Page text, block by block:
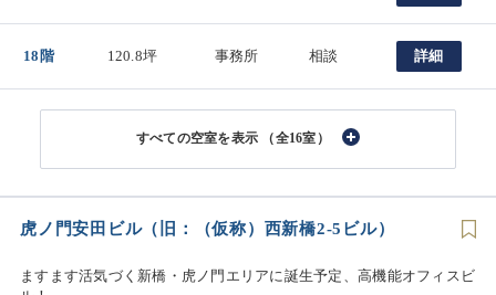
18階 120.8坪 事務所 相談 詳細
（全16室）
虎ノ門安田ビル（旧：（仮称）西新橋2-5ビル）
ますます活気づく新橋・虎ノ門エリアに誕生予定、高機能オフィスビ